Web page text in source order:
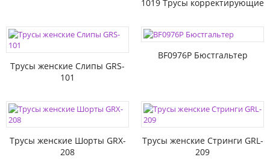
1019 Трусы корректирующие
Трусы женские Слипы GRS-
101
BF0976P Бюстгальтер
Трусы женские Шорты GRX-
208
Трусы женские Стринги GRL-
209